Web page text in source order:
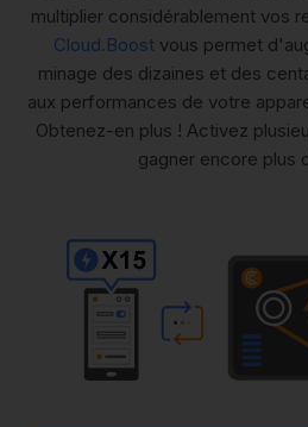
multiplier considérablement vos
Cloud.Boostvous permet
minage des dizaines et des
aux performances de votre
Obtenez-en plus ! Activez
gagner encore plus